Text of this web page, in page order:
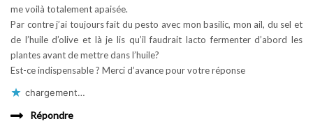
me voilà totalement apaisée.
Par contre j’ai toujours fait du pesto avec mon basilic, mon ail, du sel et
de l’huile d’olive et là je lis qu’il faudrait lacto fermenter d’abord les
plantes avant de mettre dans l’huile?
Est-ce indispensable ? Merci d’avance pour votre réponse
chargement…
Répondre